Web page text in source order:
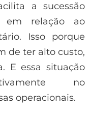
a sucessão
em relação ao
Isso porque
de ter alto custo,
E essa situação
no
operacionais.